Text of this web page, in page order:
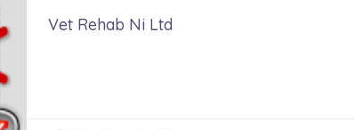
Vet Rehab Ni Ltd